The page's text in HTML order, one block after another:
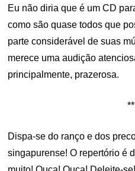
Eu não diria que é um CD
como são quase todos que
parte considerável de suas
merece uma audição
principalmente, prazerosa.
Dispa-se do ranço e dos
singapurense! O repertório é